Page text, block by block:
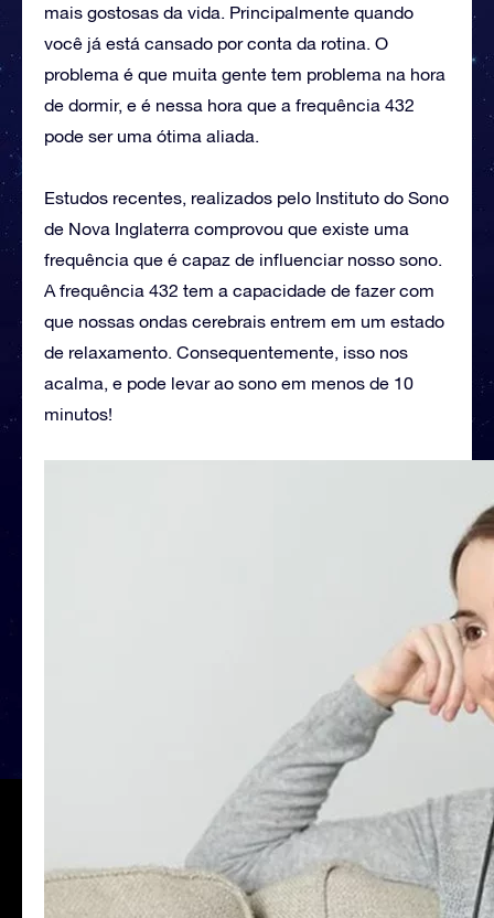
mais gostosas da vida. Principalmente quando
você já está cansado por conta da rotina. O
problema é que muita gente tem problema na hora
de dormir, e é nessa hora que a frequência 432
pode ser uma ótima aliada.
Estudos recentes, realizados pelo Instituto do Sono
de Nova Inglaterra comprovou que existe uma
frequência que é capaz de influenciar nosso sono.
A frequência 432 tem a capacidade de fazer com
que nossas ondas cerebrais entrem em um estado
de relaxamento. Consequentemente, isso nos
acalma, e pode levar ao sono em menos de 10
minutos!